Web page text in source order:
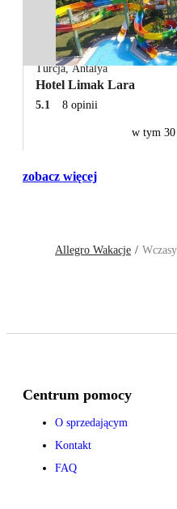
Turcja,Antalya
Hotel Limak Lara
5.1
8 opinii
w tym 30
zobacz więcej
Allegro Wakacje Wczasy
Centrum pomocy
O sprzedającym
Kontakt
FAQ